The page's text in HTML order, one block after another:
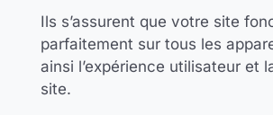
Ils s’assurent que votre site
parfaitement sur tous les
ainsi l’expérience utilisateur et
site.